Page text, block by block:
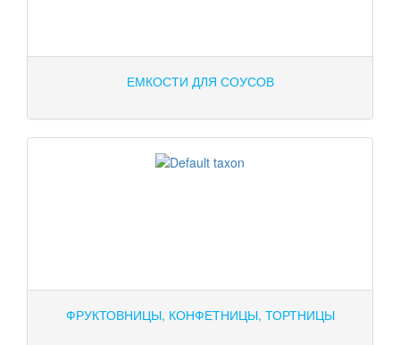
ЕМКОСТИ ДЛЯ СОУСОВ
ФРУКТОВНИЦЫ, КОНФЕТНИЦЫ, ТОРТНИЦЫ